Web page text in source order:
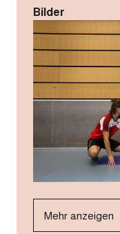
Bilder
Mehr anzeigen